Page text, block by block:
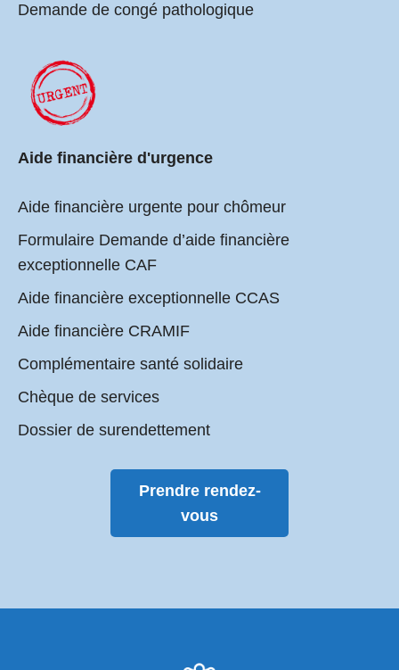
Demande de congé pathologique
Aide financière d'urgence
Aide financière urgente pour chômeur
Formulaire Demande d’aide financière
exceptionnelle CAF
Aide financière exceptionnelle CCAS
Aide financière CRAMIF
Complémentaire santé solidaire
Chèque de services
Dossier de surendettement
Prendre rendez-
vous